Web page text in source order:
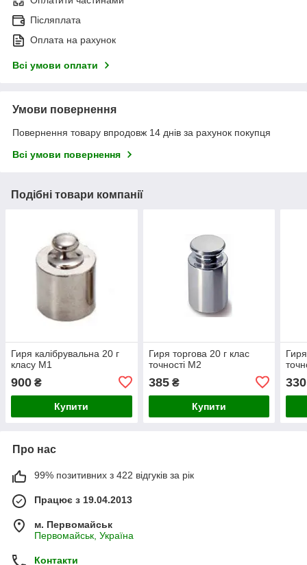
Післяплата
Оплата на рахунок
Всі умови оплати
Умови повернення
Повернення товару впродовж 14 днів за рахунок покупця
Всі умови повернення
Подібні товари компанії
Гиря калібрувальна 20 г
класу М1
900 ₴
Купити
Гиря торгова 20 г клас
точності М2
385₴
Купити
330
Про нас
99% позитивних з 422 відгуків за рік
Працює з 19.04.2013
м. Первомайськ
Первомайськ, Україна
Контакти